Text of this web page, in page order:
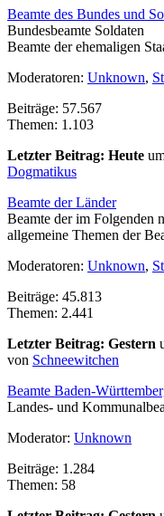
Beamte des Bundes und
Bundesbeamte Soldaten
Beamte der ehemaligen
Moderatoren: Unknown,
Beiträge: 57.567
Themen: 1.103
Letzter Beitrag: Heute
Dogmatikus
Beamte der Länder
Beamte der im Folgenden
allgemeine Themen der
Moderatoren: Unknown,
Beiträge: 45.813
Themen: 2.441
Letzter Beitrag: Gestern
von Schneewitchen
Beamte Baden-
Landes- und
Moderator: Unknown
Beiträge: 1.284
Themen: 58